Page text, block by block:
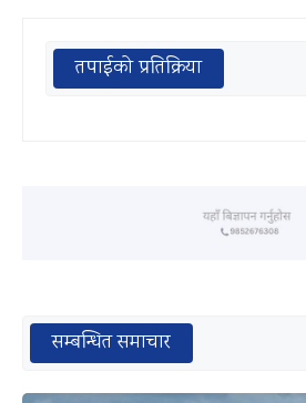
तपाईको प्रतिक्रिया
सम्बन्धित समाचार